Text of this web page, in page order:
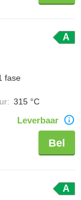
A
fase
: 315 °C
Leverbaar
Bel
A